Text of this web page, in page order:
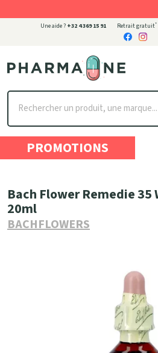
Une aide ? +32 4 369 15 91 Retrait gratuit*
Pharmaone Votre pharmacie en ligne
PROMOTIONS
Bach Flower Remedie
20ml
BACHFLOWERS